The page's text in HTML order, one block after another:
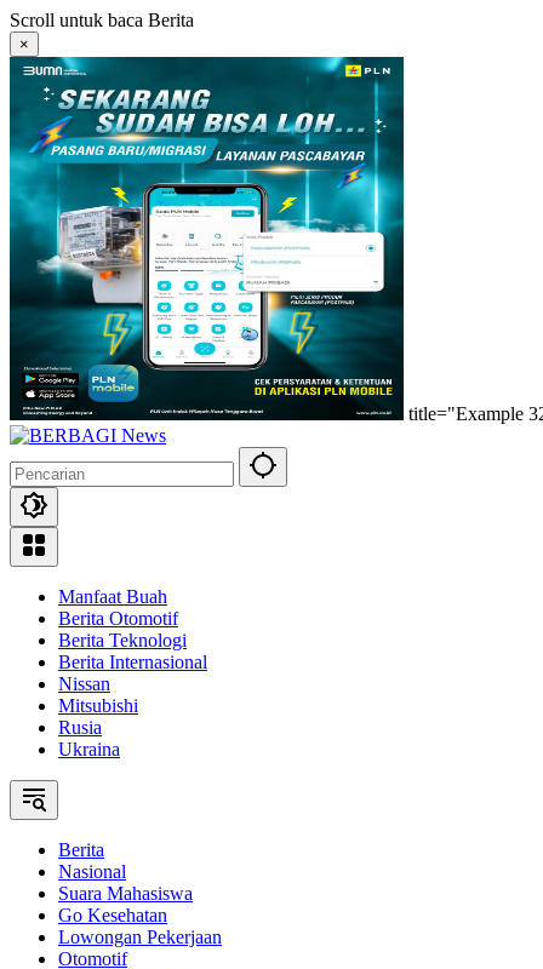
Langsung
ke
konten
Scroll untuk baca Berita
×
title="Example
Manfaat Buah
Berita Otomotif
Berita Teknologi
Berita Internasional
Nissan
Mitsubishi
Rusia
Ukraina
Berita
Nasional
Suara Mahasiswa
Go Kesehatan
Lowongan Pekerjaan
Otomotif